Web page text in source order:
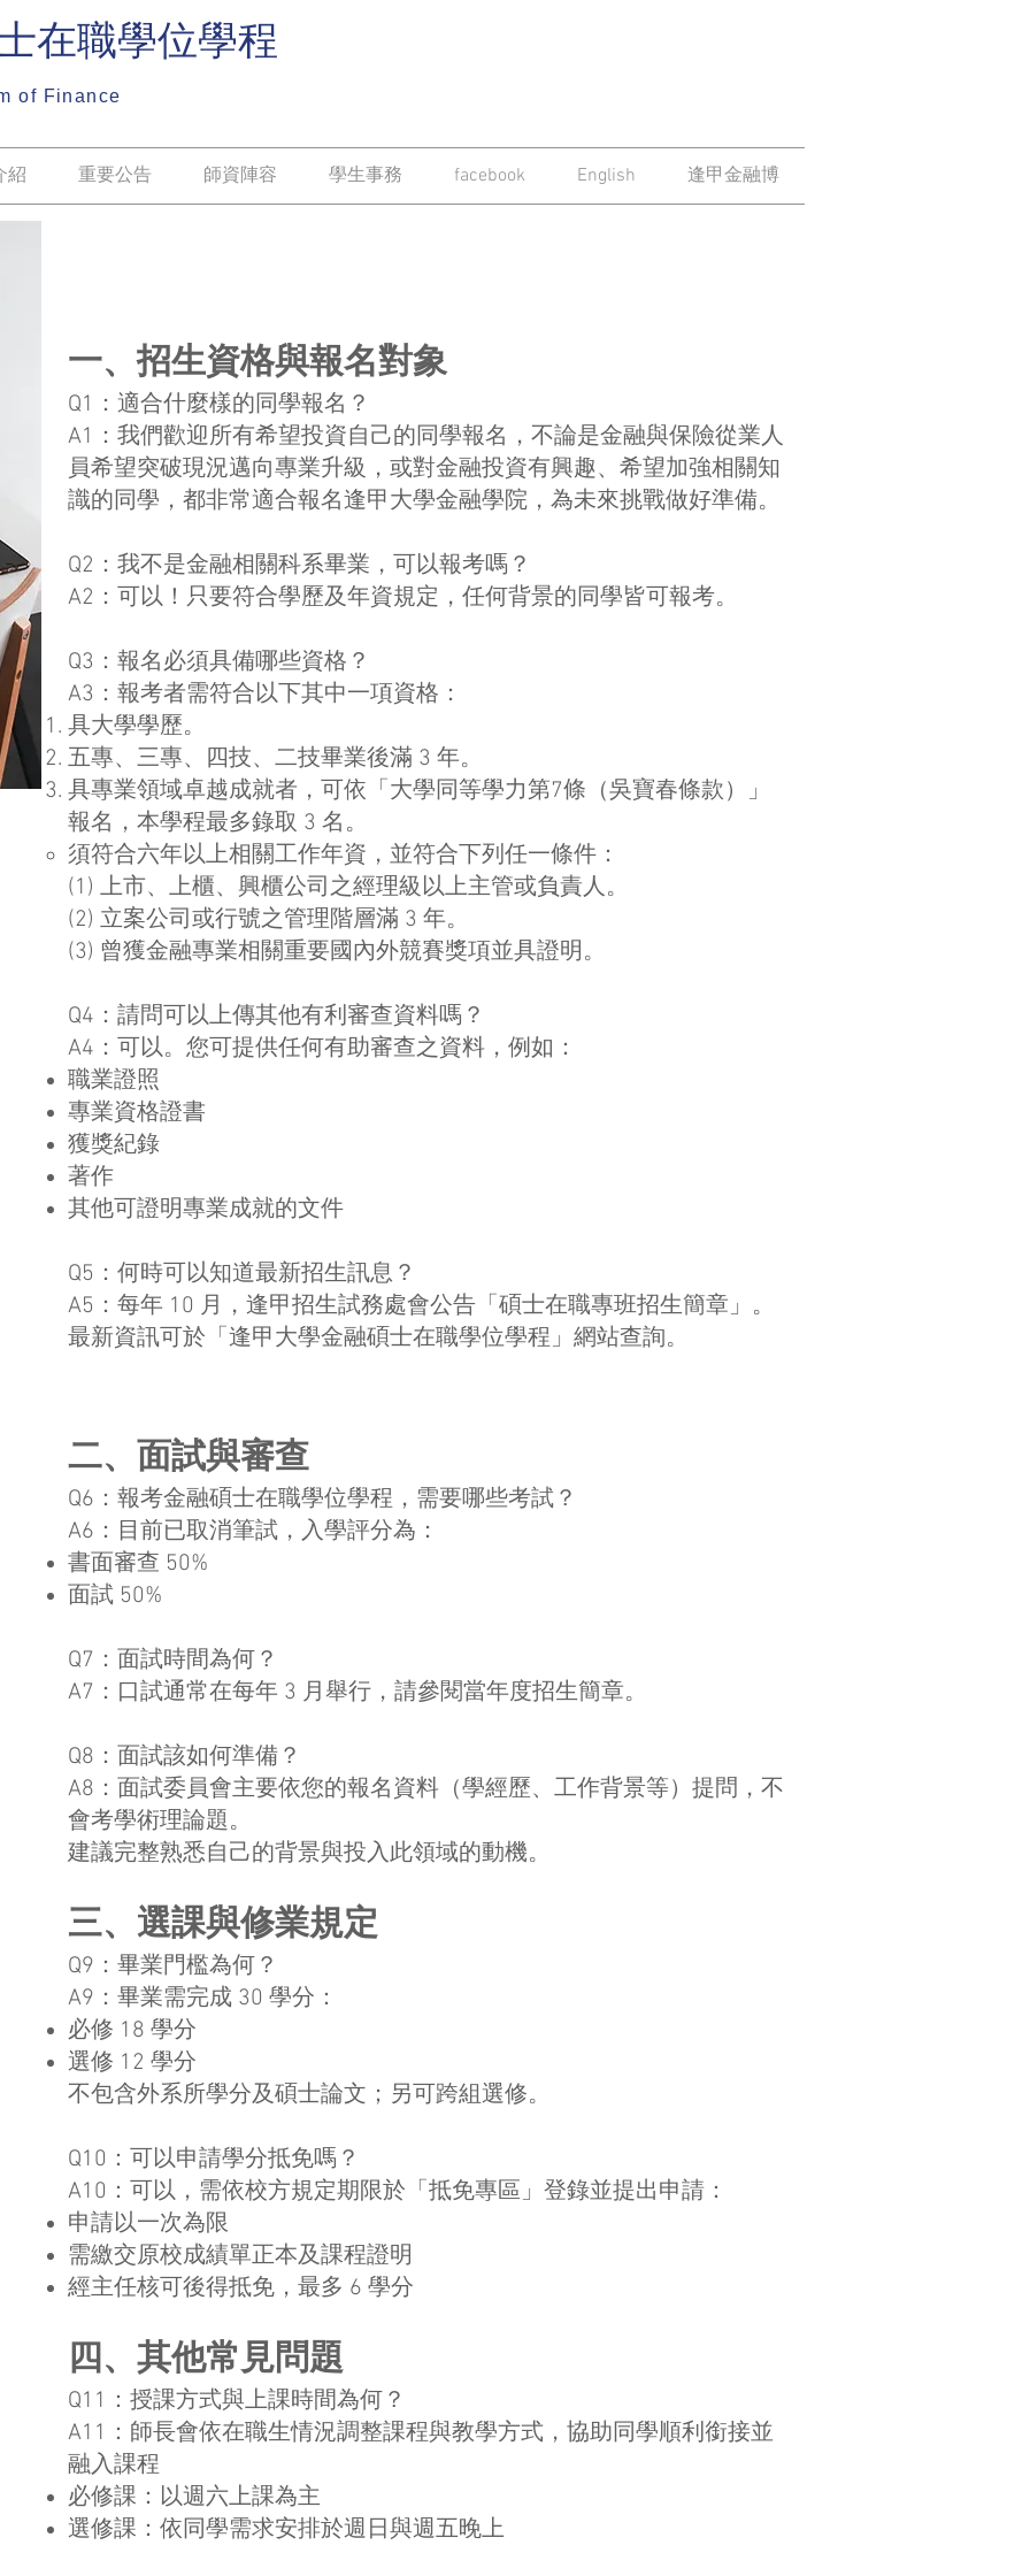
在職學位學程
of Finance
紹 重要公告 師資陣容 學生事務 facebook English 逢甲金融博
一、招生資格與報名對象
Q1：適合什麼樣的同學報名？
A1：我們歡迎所有希望投資自己的同學報名，不論是金融與保險從業人
員希望突破現況邁向專業升級，或對金融投資有興趣、希望加強相關知
識的同學，都非常適合報名逢甲大學金融學院，為未來挑戰做好準備。
Q2：我不是金融相關科系畢業，可以報考嗎？
A2：可以！只要符合學歷及年資規定，任何背景的同學皆可報考。
Q3：報名必須具備哪些資格？
A3：報考者需符合以下其中一項資格：
具大學學歷。
五專、三專、四技、二技畢業後滿 3 年。
具專業領域卓越成就者，可依「大學同等學力第7條（吳寶春條款）」
報名，本學程最多錄取 3 名。
須符合六年以上相關工作年資，並符合下列任一條件：
(1) 上市、上櫃、興櫃公司之經理級以上主管或負責人。
(2) 立案公司或行號之管理階層滿 3 年。
(3) 曾獲金融專業相關重要國內外競賽獎項並具證明。
Q4：請問可以上傳其他有利審查資料嗎？
A4：可以。您可提供任何有助審查之資料，例如：
職業證照
專業資格證書
獲獎紀錄
著作
其他可證明專業成就的文件
Q5：何時可以知道最新招生訊息？
A5：每年 10 月，逢甲招生試務處會公告「碩士在職專班招生簡章」。
最新資訊可於「逢甲大學金融碩士在職學位學程」網站查詢。
二、面試與審查
Q6：報考金融碩士在職學位學程，需要哪些考試？
A6：目前已取消筆試，入學評分為：
書面審查 50%
面試 50%
Q7：面試時間為何？
A7：口試通常在每年 3 月舉行，請參閱當年度招生簡章。
Q8：面試該如何準備？
A8：面試委員會主要依您的報名資料（學經歷、工作背景等）提問，不
會考學術理論題。
建議完整熟悉自己的背景與投入此領域的動機。
三、選課與修業規定
Q9：畢業門檻為何？
A9：畢業需完成 30 學分：
必修 18 學分
選修 12 學分
不包含外系所學分及碩士論文；另可跨組選修。
Q10：可以申請學分抵免嗎？
A10：可以，需依校方規定期限於「抵免專區」登錄並提出申請：
申請以一次為限
需繳交原校成績單正本及課程證明
經主任核可後得抵免，最多 6 學分
四、其他常見問題
Q11：授課方式與上課時間為何？
A11：師長會依在職生情況調整課程與教學方式，協助同學順利銜接並
融入課程
必修課：以週六上課為主
選修課：依同學需求安排於週日與週五晚上